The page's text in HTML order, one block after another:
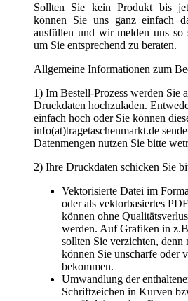
einfach hoch oder Sie können
info(at)tragetaschenmarkt.de
Datenmengen nutzen Sie bitte
oder als vektorbasiertes
können ohne
werden. Auf Grafiken in
sollten Sie verzichten, denn
können Sie unscharfe oder
Umwandlung der
gewährleistet, dass Ihre
richtig dargestellt und
verkleinert werden kann.
Je nach Druckverfahren
Farbangaben nach HKS
oder in CMYK
Strichstärken für den
mm und für den
mm